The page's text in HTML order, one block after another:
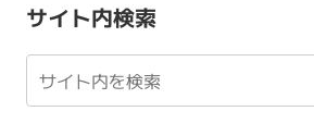
サイト内検索